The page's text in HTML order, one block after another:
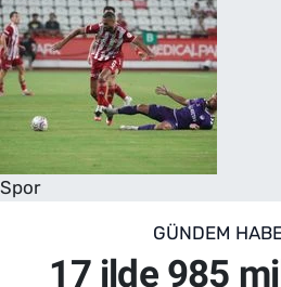
Spor
GÜNDEM
17 ilde 985